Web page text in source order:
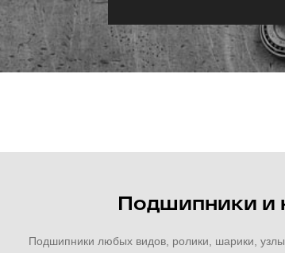
Подшипники и
Подшипники любых видов, ролики, шарики,